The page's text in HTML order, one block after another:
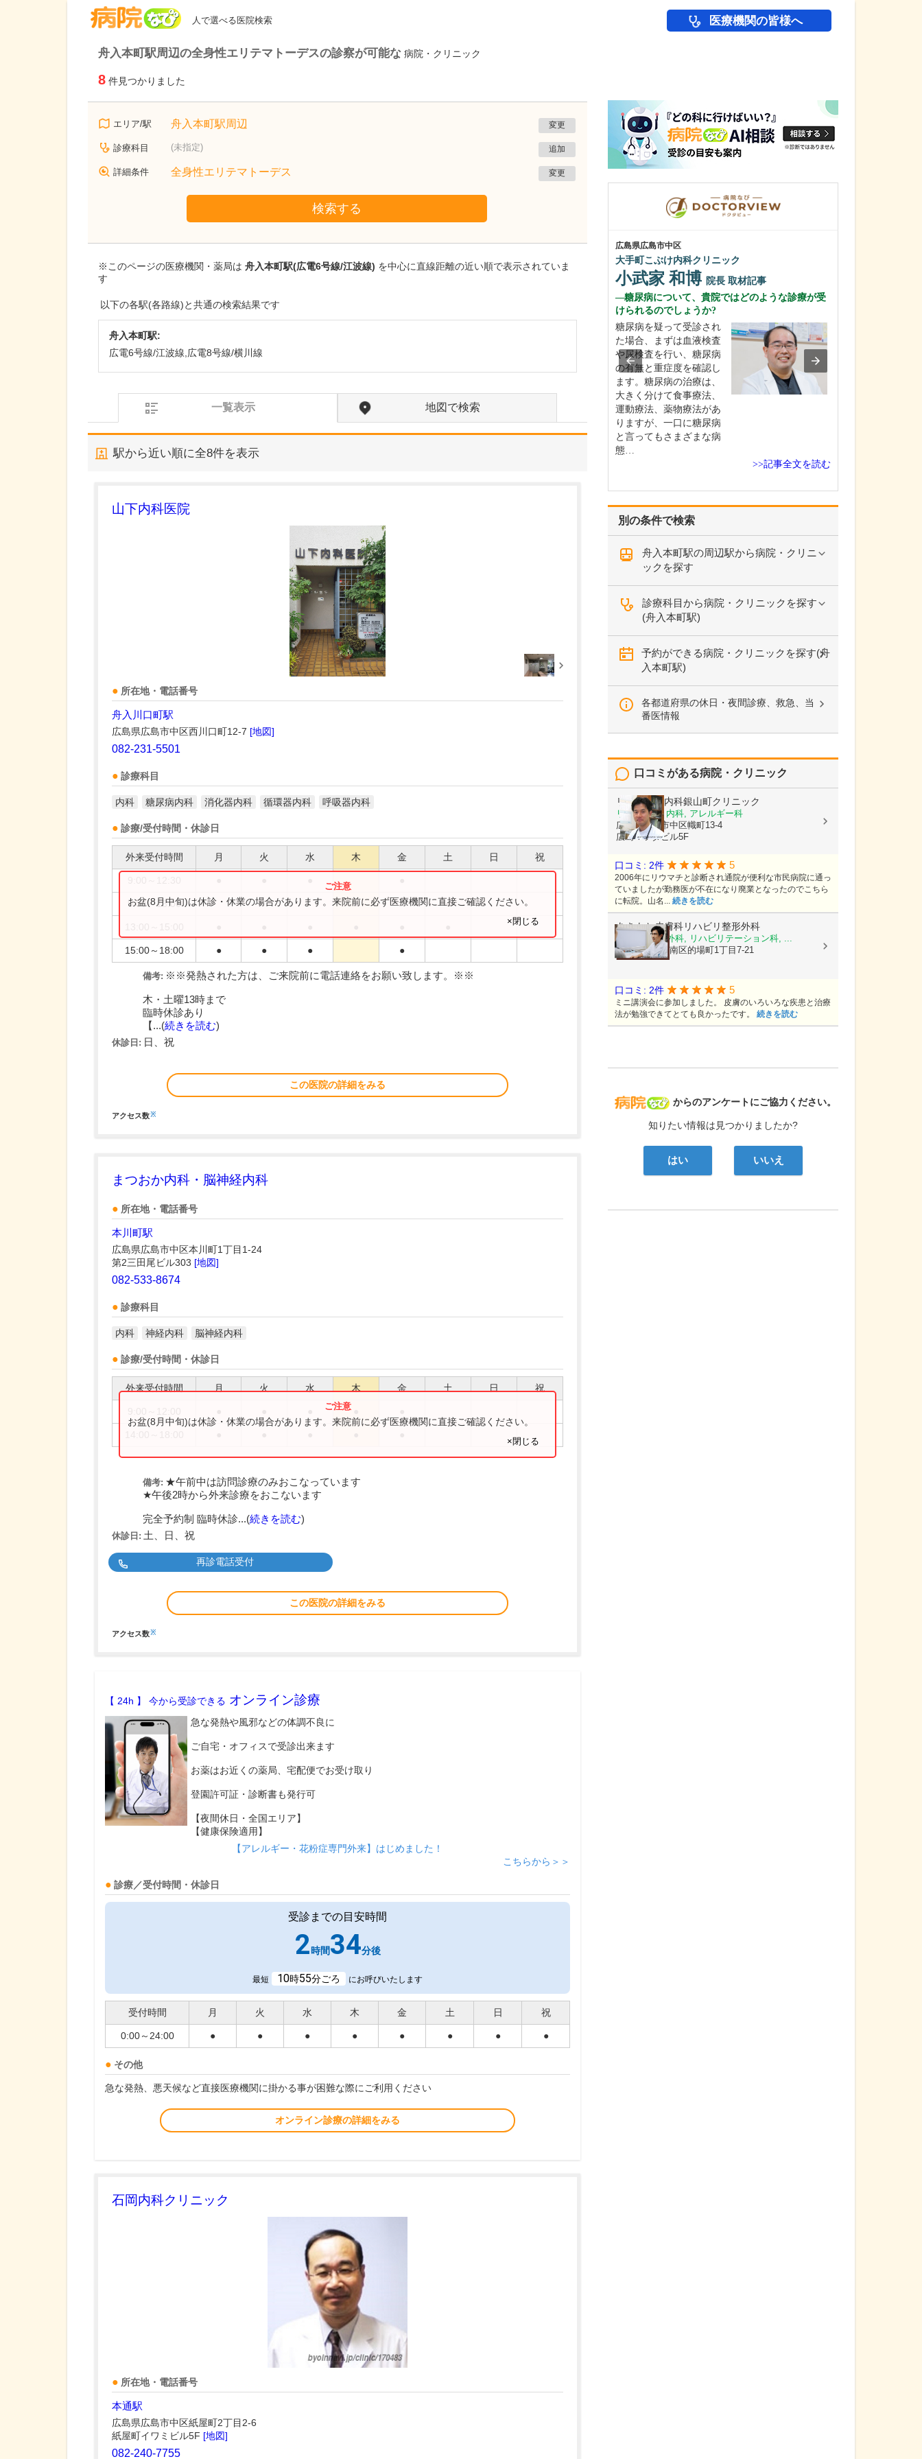
人で選べる医院検索 医療機関の皆様へ
舟入本町駅周辺の全身性エリテマトーデスの診察が可能な 病院・クリニック
8 件見つかりました
エリア/駅 舟入本町駅周辺 変更
診療科目 (未指定) 追加
詳細条件 全身性エリテマトーデス 変更
検索する
※このページの医療機関・薬局は 舟入本町駅(広電6号線/江波線) を中心に直線距離の近い順で表示されていま
す
以下の各駅(各路線)と共通の検索結果です
舟入本町駅:
広電6号線/江波線,広電8号線/横川線
一覧表示 地図で検索
駅から近い順に全8件を表示
山下内科医院
所在地・電話番号
舟入川口町駅
広島県広島市中区西川口町12-7 [地図]
082-231-5501
診療科目
内科 糖尿病内科 消化器内科 循環器内科 呼吸器内科
診療/受付時間・休診日
外来受付時間 月 火 水 木 金 土 日 祝
9:00～13:00 ● ●
15:00～18:00 ● ● ● ●
お盆(8月中旬)は休診・休業の場合があります。来院前に必ず医療機関に直接ご確認ください。
×閉じる
備考: ※※発熱された方は、ご来院前に電話連絡をお願い致します。※※
木・土曜13時まで
臨時休診あり
【...(続きを読む)
休診日: 日、祝
この医院の詳細をみる
アクセス数※
まつおか内科・脳神経内科
所在地・電話番号
本川町駅
広島県広島市中区本川町1丁目1-24
第2三田尾ビル303 [地図]
082-533-8674
診療科目
内科 神経内科 脳神経内科
診療/受付時間・休診日
外来受付時間 月 火 水 木 金 土 日 祝
お盆(8月中旬)は休診・休業の場合があります。来院前に必ず医療機関に直接ご確認ください。
×閉じる
備考: ★午前中は訪問診療のみおこなっています
★午後2時から外来診療をおこないます
完全予約制 臨時休診...(続きを読む)
休診日: 土、日、祝
再診電話受付
この医院の詳細をみる
アクセス数※
【 24h 】 今から受診できる オンライン診療
急な発熱や風邪などの体調不良に
ご自宅・オフィスで受診出来ます
お薬はお近くの薬局、宅配便でお受け取り
登園許可証・診断書も発行可
【夜間休日・全国エリア】
【健康保険適用】
【アレルギー・花粉症専門外来】はじめました！
こちらから＞＞
診療／受付時間・休診日
受診までの目安時間
2時間34分後
最短 10時55分ごろ にお呼びいたします
受付時間 月 火 水 木 金 土 日 祝
0:00～24:00 ● ● ● ● ● ● ● ●
その他
急な発熱、悪天候など直接医療機関に掛かる事が困難な際にご利用ください
オンライン診療の詳細をみる
石岡内科クリニック
所在地・電話番号
本通駅
広島県広島市中区紙屋町2丁目2-6
紙屋町イワミビル5F [地図]
082-240-7755
別の条件で検索
舟入本町駅の周辺駅から病院・クリニ
ックを探す
診療科目から病院・クリニックを探す
(舟入本町駅)
予約ができる病院・クリニックを探す(舟
入本町駅)
各都道府県の休日・夜間診療、救急、当
番医情報
病院なび
からのアンケートにご協力ください。
知りたい情報は見つかりましたか?
はい いいえ
口コミがある病院・クリニック
リウマチ・内科銀山町クリニック
リウマチ科, 内科, アレルギー科
広島県広島市中区幟町13-4
広島マツダビル5F
口コミ: 2件 5
2006年にリウマチと診断され通院が便利な市民病院に通っ
ていましたが勤務医が不在になり廃業となったのでこちら
に転院。山名... 続きを読む
あきもと皮膚科リハビリ整形外科
皮膚科, 整形外科, リハビリテーション科, ...
広島県広島市南区的場町1丁目7-21
口コミ: 2件 5
ミニ講演会に参加しました。 皮膚のいろいろな疾患と治療
法が勉強できてとても良かったです。 続きを読む
広島県広島市中区
広島八丁堀内科・胃腸内視鏡クリニック
内視鏡システムを導入
し、精度の高い検査に努
めています。また、内視
鏡室の照明にはブルーラ
広島県広島市中区
大手町こぶけ内科クリニック
小武家 和博 院長 取材記事
糖尿病について、貴院ではどのような診療が受
けられるのでしょうか?
糖尿病を疑って受診され
た場合、まずは血液検査
や尿検査を行い、糖尿病
の有無と重症度を確認し
ます。糖尿病の治療は、
大きく分けて食事療法、
運動療法、薬物療法があ
りますが、一口に糖尿病
と言ってもさまざまな病
態…
>>記事全文を読む